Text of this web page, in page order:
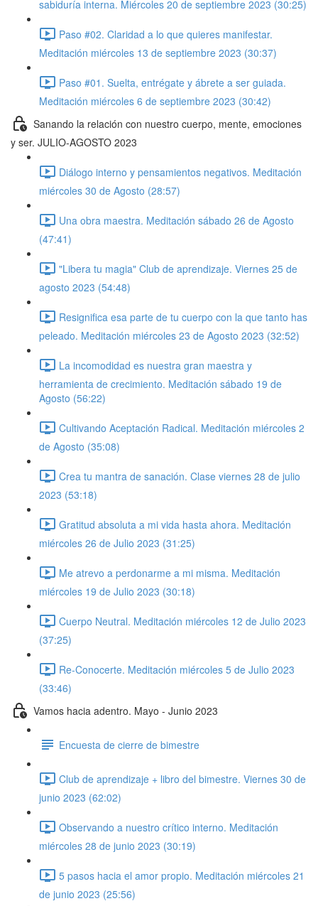
sabiduría interna. Miércoles 20 de septiembre 2023 (30:25)
Paso #02. Claridad a lo que quieres manifestar.
Meditación miércoles 13 de septiembre 2023 (30:37)
Paso #01. Suelta, entrégate y ábrete a ser guiada.
Meditación miércoles 6 de septiembre 2023 (30:42)
Sanando la relación con nuestro cuerpo, mente, emociones
y ser. JULIO-AGOSTO 2023
Diálogo interno y pensamientos negativos. Meditación
miércoles 30 de Agosto (28:57)
Una obra maestra. Meditación sábado 26 de Agosto
(47:41)
"Libera tu magia" Club de aprendizaje. Viernes 25 de
agosto 2023 (54:48)
Resignifica esa parte de tu cuerpo con la que tanto has
peleado. Meditación miércoles 23 de Agosto 2023 (32:52)
La incomodidad es nuestra gran maestra y
herramienta de crecimiento. Meditación sábado 19 de
Agosto (56:22)
Cultivando Aceptación Radical. Meditación miércoles 2
de Agosto (35:08)
Crea tu mantra de sanación. Clase viernes 28 de julio
2023 (53:18)
Gratitud absoluta a mi vida hasta ahora. Meditación
miércoles 26 de Julio 2023 (31:25)
Me atrevo a perdonarme a mi misma. Meditación
miércoles 19 de Julio 2023 (30:18)
Cuerpo Neutral. Meditación miércoles 12 de Julio 2023
(37:25)
Re-Conocerte. Meditación miércoles 5 de Julio 2023
(33:46)
Vamos hacia adentro. Mayo - Junio 2023
Encuesta de cierre de bimestre
Club de aprendizaje + libro del bimestre. Viernes 30 de
junio 2023 (62:02)
Observando a nuestro crítico interno. Meditación
miércoles 28 de junio 2023 (30:19)
5 pasos hacia el amor propio. Meditación miércoles 21
de junio 2023 (25:56)